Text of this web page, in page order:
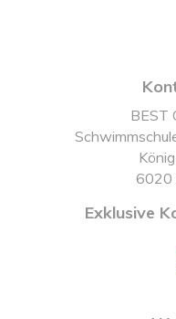
BEST
6020
Exklusive